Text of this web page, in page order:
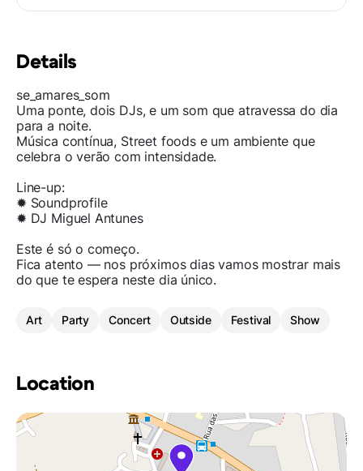
Details
se_amares_som
Uma ponte, dois DJs, e um som que atravessa do dia
para a noite.
Música contínua, Street foods e um ambiente que
celebra o verão com intensidade.
Line-up:
✹ Soundprofile
✹ DJ Miguel Antunes
Este é só o começo.
Fica atento — nos próximos dias vamos mostrar mais
do que te espera neste dia único.
Art Party Concert Outside Festival Show
Location